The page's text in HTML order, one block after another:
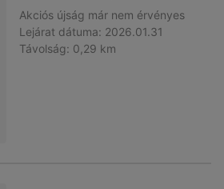
Akciós újság már nem érvényes
Lejárat dátuma: 2026.01.31
Távolság: 0,29 km